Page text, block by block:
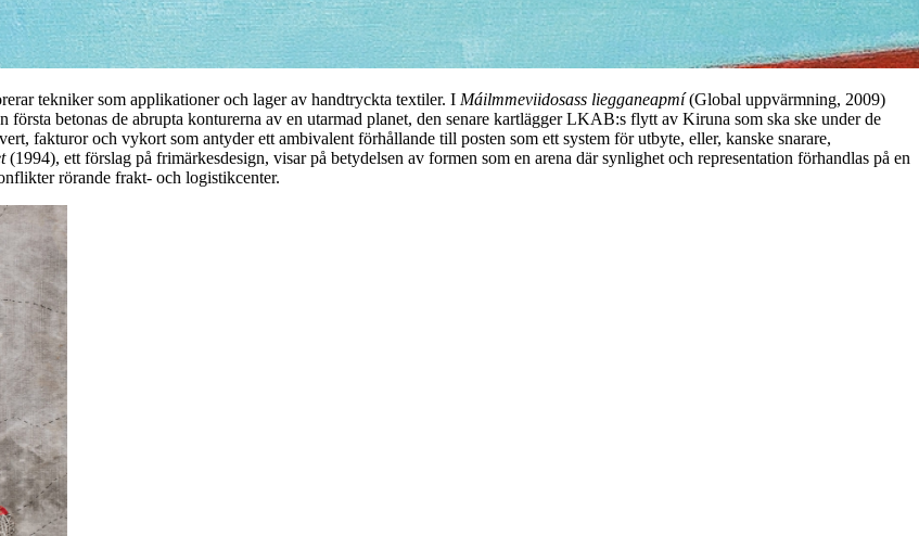
tekniker som applikationer och lager av handtryckta textiler. I Máilmmeviidosass liegganeapmí(Global uppvärmning, 2009)
betonas de abrupta konturerna av en utarmad planet, den senare kartlägger LKAB:s flytt av Kiruna som ska ske under de
fakturor och vykort som antyder ett ambivalent förhållande till posten som ett system för utbyte, eller, kanske snarare,
(1994), ett förslag på frimärkesdesign, visar på betydelsen av formen som en arena där synlighet och representation förhandlas på en
rörande frakt- och logistikcenter.